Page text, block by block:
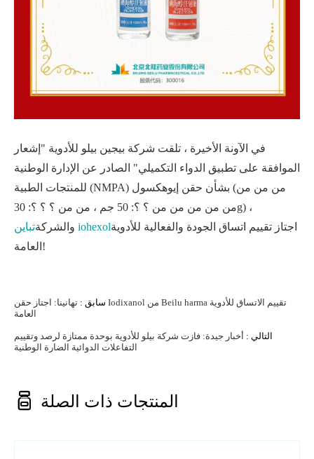
في الآونة الأخيرة ، تلقت شركة بيجين بيلو للأدوية "إشعار
الموافقة على تطبيق الدواء التكميلي" الصادر عن الإدارة الوطنية
للمنتجات الطبية (NMPA) بشأن حقن إيوهكسول (من من من
من من من من من ؟ ؟: 50 جم ، من من ؟ ؟ ؟: 30g) ،
والشركة تباين iohexolاجتاز تقييم اتساق الجودة والفعالية للأدوية
العامة!
سابق : تهانينا: اجتاز حقن Iodixanol من Beilu harma تقييم الاتساق للأدوية
العامة
التالي : أخبار جيدة: فازت شركة بيلو للأدوية بوحدة ممتازة لرصد وتقييم
التفاعلات الدوائية الضارة الوطنية
 المنتجات ذات الصلة